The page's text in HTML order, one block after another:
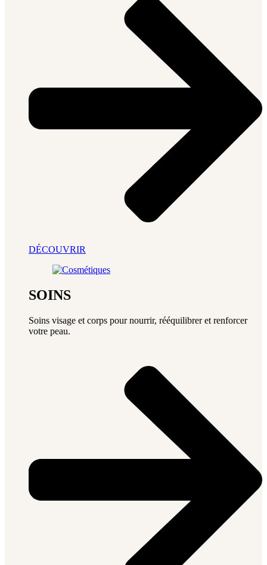
DÉCOUVRIR
SOINS
Soins visage et corps pour nourrir, rééquilibrer et renforcer
votre peau.